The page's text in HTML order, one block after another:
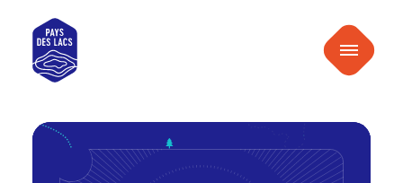
Pays
des
Menu